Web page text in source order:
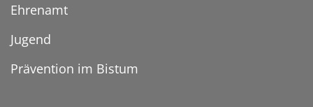
Ehrenamt
Jugend
Prävention im Bistum